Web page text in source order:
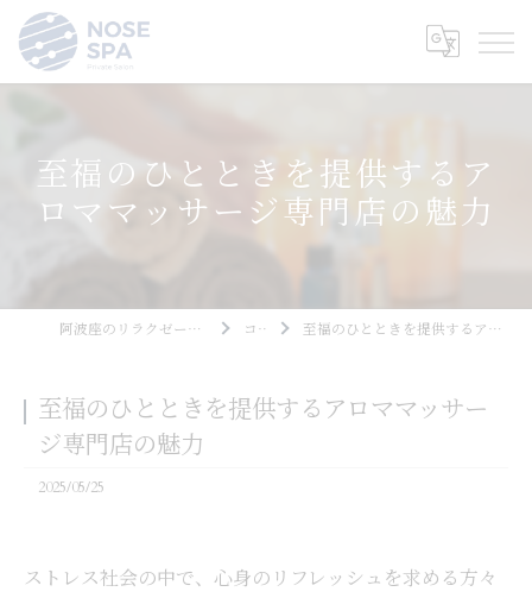
至福のひとときを提供するア
ロママッサージ専門店の魅力
阿波座のリラクゼーションならNOSE SPA コラム 至福のひとときを提供するアロママッサージ専門店の魅力
至福のひとときを提供するアロママッサー
ジ専門店の魅力
2025/05/25
ストレス社会の中で、心身のリフレッシュを求める方々